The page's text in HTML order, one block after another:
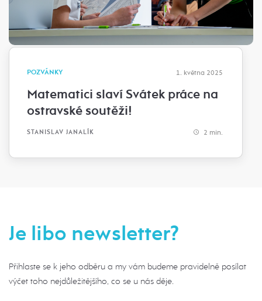
POZVÁNKY 1. května 2025
Matematici slaví Svátek práce na
ostravské soutěži!
STANISLAV JANALÍK 2 min.
Je libo newsletter?
Přihlaste se k jeho odběru a my vám budeme pravidelně posílat
výčet toho nejdůležitějšího, co se u nás děje.